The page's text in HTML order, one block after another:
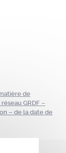
de
GRDF –
– de la date de